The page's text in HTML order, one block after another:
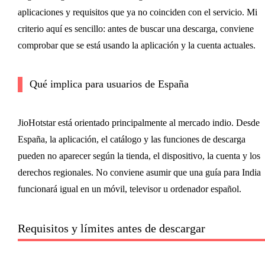
aplicaciones y requisitos que ya no coinciden con el servicio. Mi
criterio aquí es sencillo: antes de buscar una descarga, conviene
comprobar que se está usando la aplicación y la cuenta actuales.
Qué implica para usuarios de España
JioHotstar está orientado principalmente al mercado indio. Desde
España, la aplicación, el catálogo y las funciones de descarga
pueden no aparecer según la tienda, el dispositivo, la cuenta y los
derechos regionales. No conviene asumir que una guía para India
funcionará igual en un móvil, televisor u ordenador español.
Requisitos y límites antes de descargar